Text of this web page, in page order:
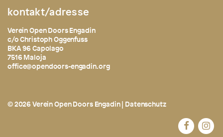
kontakt/adresse
Verein Open Doors Engadin
c/o Christoph Oggenfuss
BKA 96 Capolago
7516 Maloja
office@opendoors-engadin.org
© 2026 Verein Open Doors Engadin | Datenschutz